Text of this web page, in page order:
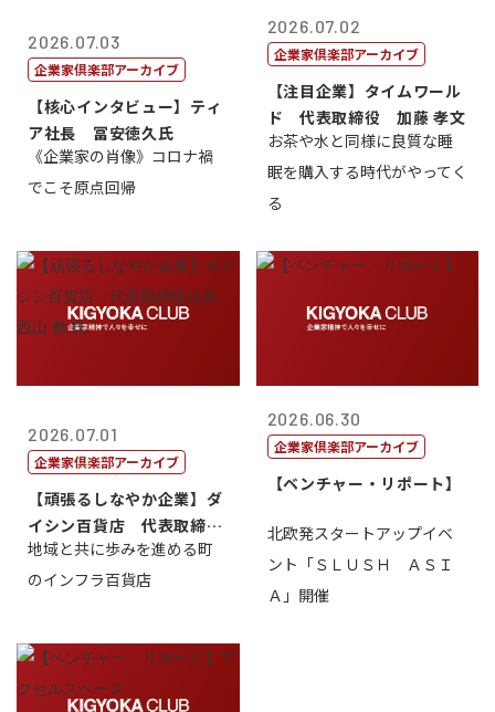
2026.07.03
企業家倶楽部アーカイブ
【核心インタビュー】ティ
ア社長 冨安徳久氏
《企業家の肖像》コロナ禍
でこそ原点回帰
2026.07.02
企業家倶楽部アーカイブ
【注目企業】タイムワール
ド 代表取締役 加藤 孝文
お茶や水と同様に良質な睡
眠を購入する時代がやってく
る
2026.07.01
企業家倶楽部アーカイブ
【頑張るしなやか企業】ダ
イシン百貨店 代表取締役
社長 西山 ...
地域と共に歩みを進める町
のインフラ百貨店
2026.06.30
企業家倶楽部アーカイブ
【ベンチャー・リポート】
北欧発スタートアップイベ
ント「ＳＬＵＳＨ ＡＳＩ
Ａ」開催